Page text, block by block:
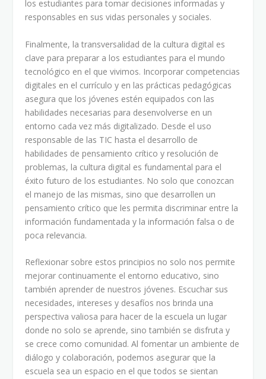
los estudiantes para tomar decisiones informadas y
responsables en sus vidas personales y sociales.
Finalmente, la transversalidad de la cultura digital es
clave para preparar a los estudiantes para el mundo
tecnológico en el que vivimos. Incorporar competencias
digitales en el currículo y en las prácticas pedagógicas
asegura que los jóvenes estén equipados con las
habilidades necesarias para desenvolverse en un
entorno cada vez más digitalizado. Desde el uso
responsable de las TIC hasta el desarrollo de
habilidades de pensamiento crítico y resolución de
problemas, la cultura digital es fundamental para el
éxito futuro de los estudiantes. No solo que conozcan
el manejo de las mismas, sino que desarrollen un
pensamiento crítico que les permita discriminar entre la
información fundamentada y la información falsa o de
poca relevancia.
Reflexionar sobre estos principios no solo nos permite
mejorar continuamente el entorno educativo, sino
también aprender de nuestros jóvenes. Escuchar sus
necesidades, intereses y desafíos nos brinda una
perspectiva valiosa para hacer de la escuela un lugar
donde no solo se aprende, sino también se disfruta y
se crece como comunidad. Al fomentar un ambiente de
diálogo y colaboración, podemos asegurar que la
escuela sea un espacio en el que todos se sientan